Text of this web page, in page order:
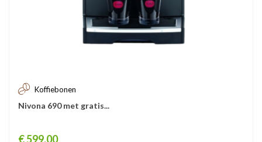
Koffiebonen
Nivona 690 met gratis...
Prijs
€ 599,00